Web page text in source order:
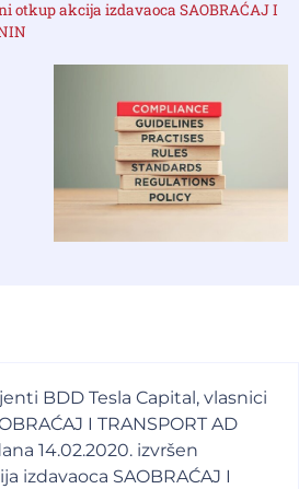
otkup akcija izdavaoca SAOBRAĆAJ I
BDD Tesla Capital, vlasnici
I TRANSPORT AD
14.02.2020. izvršen
izdavaoca SAOBRAĆAJ I